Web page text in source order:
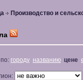
Производство и
городу названию цене